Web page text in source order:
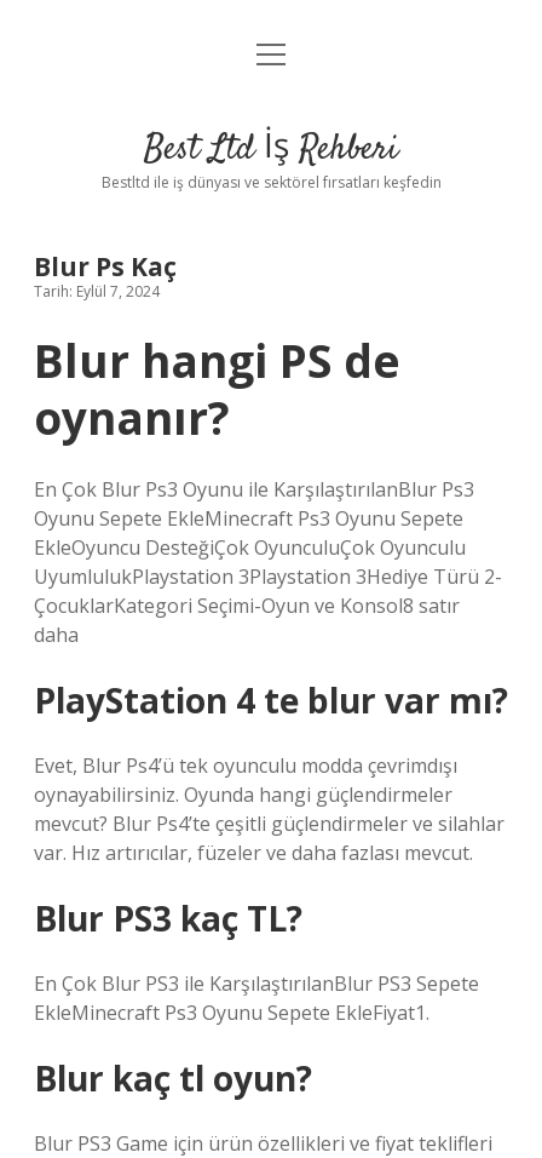
Anasayfa
Yasal Uyarı
menüyü
Best Ltd İş Rehberi
Bestltd ile iş dünyası ve sektörel fırsatları keşfedin
Blur Ps Kaç
Tarih: Eylül 7, 2024
Blur hangi PS de
oynanır?
En Çok Blur Ps3 Oyunu ile KarşılaştırılanBlur Ps3
Oyunu Sepete EkleMinecraft Ps3 Oyunu Sepete
EkleOyuncu DesteğiÇok OyunculuÇok Oyunculu
UyumlulukPlaystation 3Playstation 3Hediye Türü 2-
ÇocuklarKategori Seçimi-Oyun ve Konsol8 satır
daha
PlayStation 4 te blur var mı?
Evet, Blur Ps4’ü tek oyunculu modda çevrimdışı
oynayabilirsiniz. Oyunda hangi güçlendirmeler
mevcut? Blur Ps4’te çeşitli güçlendirmeler ve silahlar
var. Hız artırıcılar, füzeler ve daha fazlası mevcut.
Blur PS3 kaç TL?
En Çok Blur PS3 ile KarşılaştırılanBlur PS3 Sepete
EkleMinecraft Ps3 Oyunu Sepete EkleFiyat1.
Blur kaç tl oyun?
Blur PS3 Game için ürün özellikleri ve fiyat teklifleri